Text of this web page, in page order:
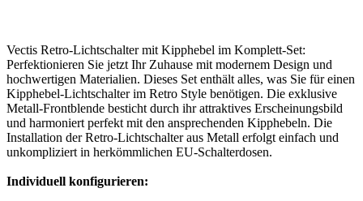
Vectis Retro-Lichtschalter mit Kipphebel im Komplett-Set:
Perfektionieren Sie jetzt Ihr Zuhause mit modernem Design und
hochwertigen Materialien. Dieses Set enthält alles, was Sie für einen
Kipphebel-Lichtschalter im Retro Style benötigen. Die exklusive
Metall-Frontblende besticht durch ihr attraktives Erscheinungsbild
und harmoniert perfekt mit den ansprechenden Kipphebeln. Die
Installation der Retro-Lichtschalter aus Metall erfolgt einfach und
unkompliziert in herkömmlichen EU-Schalterdosen.
Individuell konfigurieren: